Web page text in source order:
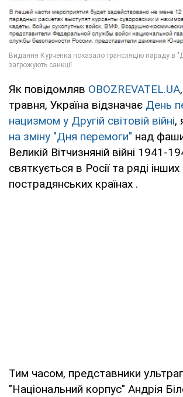
Як повідомляв OBOZREVATEL.UA
травня, Україна відзначає День
нацизмом у Другій світовій війні,
на зміну "Дня перемоги" над
Великій Вітчизняній війні 1941-
святкується в Росії та ряді інших
пострадянських країнах .
Тим часом, представники
"Національний корпус" Андрія